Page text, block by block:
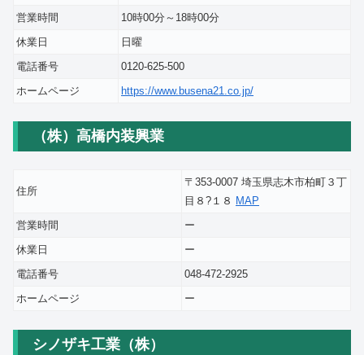
営業時間
10時00分～18時00分
休業日
日曜
電話番号
0120-625-500
ホームページ
https://www.busena21.co.jp/
（株）高橋内装興業
住所
〒353-0007 埼玉県志木市柏町３丁
目８?１８ MAP
営業時間
ー
休業日
ー
電話番号
048-472-2925
ホームページ
ー
シノザキ工業（株）